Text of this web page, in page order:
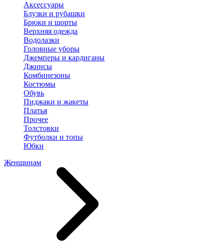
Аксессуары
Блузки и рубашки
Брюки и шорты
Верхняя одежда
Водолазки
Головные уборы
Джемперы и кардиганы
Джинсы
Комбинезоны
Костюмы
Обувь
Пиджаки и жакеты
Платья
Прочее
Толстовки
Футболки и топы
Юбки
Женщинам